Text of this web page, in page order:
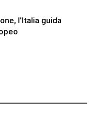
l’Italia guida